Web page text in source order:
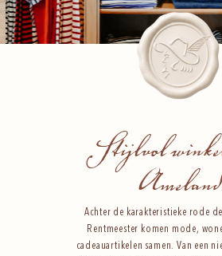
Stijlvol
Ameland
Achter de karakteristieke rode
Rentmeester komen mode,
cadeauartikelen samen. Van een